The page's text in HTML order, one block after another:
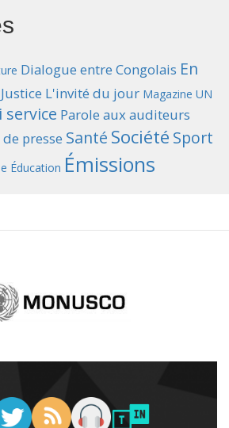
Dialogue entre Congolais En
Justice L'invité du jour Magazine UN
service Parole aux auditeurs
de presse Santé Société Sport
Éducation Émissions